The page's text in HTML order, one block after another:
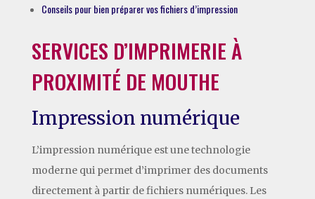
Conseils pour bien préparer vos fichiers d’impression
SERVICES D’IMPRIMERIE À
PROXIMITÉ DE MOUTHE
Impression numérique
L’impression numérique est une technologie
moderne qui permet d’imprimer des documents
directement à partir de fichiers numériques. Les